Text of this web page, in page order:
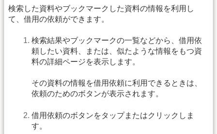
検索した資料やブックマークした資料の情報を利用し
て、借用の依頼ができます。
検索結果やブックマークの一覧などから、借用依
頼したい資料、または、似たような情報をもつ資
料の詳細ページを表示します。
その資料の情報を借用依頼に利用できるときは、
依頼のためのボタンが表示されます。
借用依頼のボタンをタップまたはクリックしま
す。